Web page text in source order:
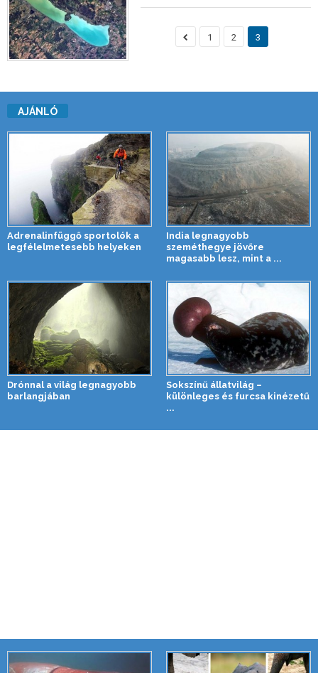
1 2 3
AJÁNLÓ
Adrenalinfüggő sportolók a
legfélelmetesebb helyeken
India legnagyobb
szeméthegye jövőre
magasabb lesz, mint a ...
Drónnal a világ legnagyobb
barlangjában
Sokszínű állatvilág –
különleges és furcsa kinézetű
...